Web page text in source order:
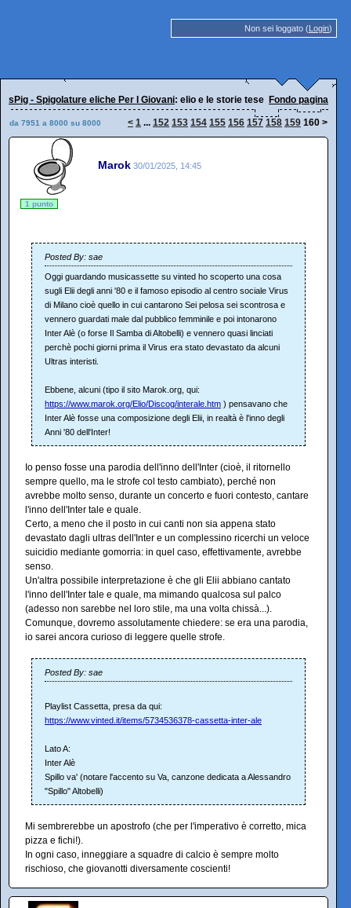
Non sei loggato (Login)
sPig - Spigolature eliche Per I Giovani: elio e le storie tese Fondo pagina
da 7951 a 8000 su 8000 < 1 ... 152 153 154 155 156 157 158 159 160 >
Marok 30/01/2025, 14:45
1 punto
Posted By: sae
Oggi guardando musicassette su vinted ho scoperto una cosa
sugli Elii degli anni '80 e il famoso episodio al centro sociale Virus
di Milano cioè quello in cui cantarono Sei pelosa sei scontrosa e
vennero guardati male dal pubblico femminile e poi intonarono
Inter Alè (o forse Il Samba di Altobelli) e vennero quasi linciati
perchè pochi giorni prima il Virus era stato devastato da alcuni
Ultras interisti.
Ebbene, alcuni (tipo il sito Marok.org, qui:
https://www.marok.org/Elio/Discog/interale.htm ) pensavano che
Inter Alè fosse una composizione degli Elii, in realtà è l'inno degli
Anni '80 dell'Inter!
Io penso fosse una parodia dell'inno dell'Inter (cioè, il ritornello
sempre quello, ma le strofe col testo cambiato), perché non
avrebbe molto senso, durante un concerto e fuori contesto, cantare
l'inno dell'Inter tale e quale.
Certo, a meno che il posto in cui canti non sia appena stato
devastato dagli ultras dell'Inter e un complessino ricerchi un veloce
suicidio mediante gomorria: in quel caso, effettivamente, avrebbe
senso.
Un'altra possibile interpretazione è che gli Elii abbiano cantato
l'inno dell'Inter tale e quale, ma mimando qualcosa sul palco
(adesso non sarebbe nel loro stile, ma una volta chissà...).
Comunque, dovremo assolutamente chiedere: se era una parodia,
io sarei ancora curioso di leggere quelle strofe.
Posted By: sae
Playlist Cassetta, presa da qui:
https://www.vinted.it/items/5734536378-cassetta-inter-ale
Lato A:
Inter Alè
Spillo va' (notare l'accento su Va, canzone dedicata a Alessandro
"Spillo" Altobelli)
Mi sembrerebbe un apostrofo (che per l'imperativo è corretto, mica
pizza e fichi!).
In ogni caso, inneggiare a squadre di calcio è sempre molto
rischioso, che giovanotti diversamente coscienti!